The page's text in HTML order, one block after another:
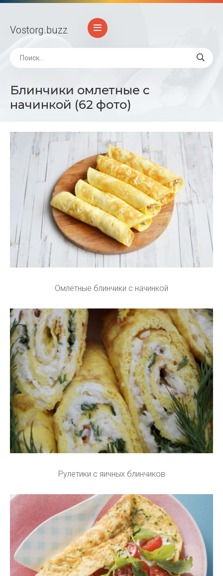
Vostorg.buzz
Блинчики омлетные с
начинкой (62 фото)
Омлетные блинчики с начинкой
Рулетики с яичных блинчиков